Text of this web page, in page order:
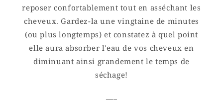
reposer confortablement tout en asséchant les
cheveux. Gardez-la une vingtaine de minutes
(ou plus longtemps) et constatez à quel point
elle aura absorber l'eau de vos cheveux en
diminuant ainsi grandement le temps de
séchage!